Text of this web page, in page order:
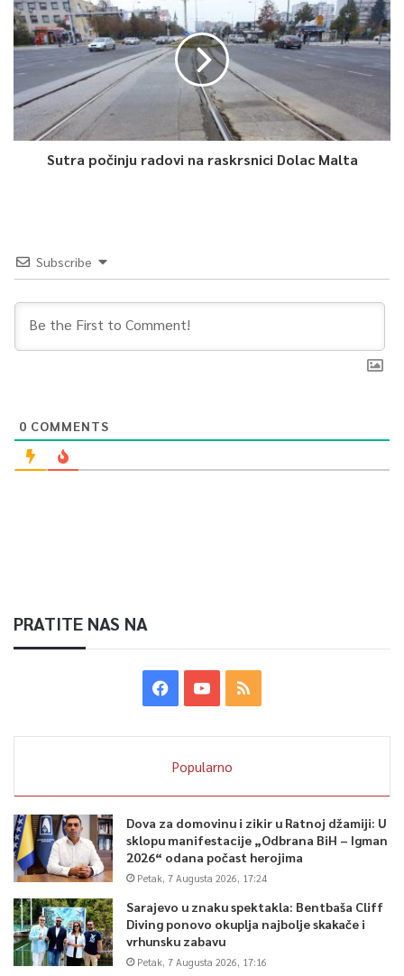
i glasno biti ujedinjen oko svih onih civilizacijskih vrijednosti i
univerzalnih ljudskih principa zbog kojih smo skupo platili našu
slobodu. Naglašavamo da ovo nije nikakva vrsta političke, već
isključivo ljudske i patriotske podrške prema Vašem
dosadašnjem radu, u nadi da ćete nastaviti istim putem.
Uvažena gradonačelnice, zbog svega navedenog,
građankama koji/e su stali u odbranu naše domovine i aktivno
reagujete na sve prijetnje koje se svakodnevno upućuju prema
Sarajevu,Koordinacioni odbor boračkih organizacija
Kantona Sarajevo stoji uz Vas i daje Vam punu podršku
navodi se u pismu.
Sutra počinju radovi na raskrsnici Dolac Malta
Subscribe
0 COMMENTS
PRATITE NAS NA
Popularno
Dova za domovinu i zikir u Ratnoj džamiji: U
sklopu manifestacije „Odbrana BiH – Igman
2026“ odana počast herojima
Petak, 7 Augusta 2026, 17:24
Sarajevo u znaku spektakla: Bentbaša Cliff
Diving ponovo okuplja najbolje skakače i
vrhunsku zabavu
Petak, 7 Augusta 2026, 17:16